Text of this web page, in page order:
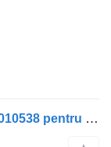
Furtun flexibil aspirare aer MAN 81082010538 pentru camion MAN TGA/TGS/TGX